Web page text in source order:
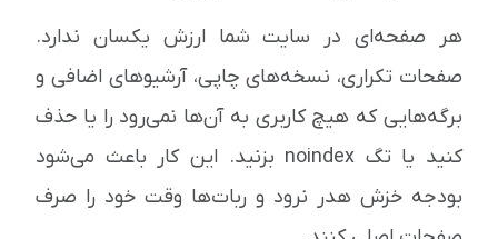
هر صفحه‌ای در سایت شما ارزش یکسان ندارد.
صفحات تکراری، نسخه‌های چاپی، آرشیوهای اضافی و
برگه‌هایی که هیچ کاربری به آن‌ها نمی‌رود را یا حذف
کنید یا تگ noindex بزنید. این کار باعث می‌شود
بودجه خزش هدر نرود و ربات‌ها وقت خود را صرف